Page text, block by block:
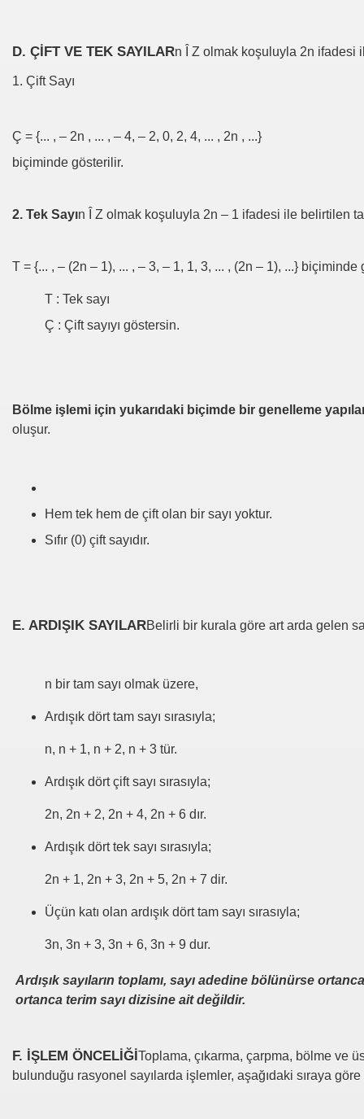
D. ÇİFT VE TEK SAYILARn Î Z olmak koşuluyla 2n ifadesi
1. Çift Sayı
Ç = {... , – 2n , ... , – 4, – 2, 0, 2, 4, ... , 2n , ...}
biçiminde gösterilir.
2. Tek Sayın Î Z olmak koşuluyla 2n – 1 ifadesi ile belirtilen
T = {... , – (2n – 1), ... , – 3, – 1, 1, 3, ... , (2n – 1), ...} biçiminde
T : Tek sayı
Ç : Çift sayıyı göstersin.
Bölme işlemi için yukarıdaki biçimde bir genelleme
oluşur.
Hem tek hem de çift olan bir sayı yoktur.
Sıfır (0) çift sayıdır.
E. ARDIŞIK SAYILARBelirli bir kurala göre art arda gelen
n bir tam sayı olmak üzere,
Ardışık dört tam sayı sırasıyla;
n, n + 1, n + 2, n + 3 tür.
Ardışık dört çift sayı sırasıyla;
2n, 2n + 2, 2n + 4, 2n + 6 dır.
Ardışık dört tek sayı sırasıyla;
2n + 1, 2n + 3, 2n + 5, 2n + 7 dir.
Üçün katı olan ardışık dört tam sayı sırasıyla;
3n, 3n + 3, 3n + 6, 3n + 9 dur.
Ardışık sayıların toplamı, sayı adedine bölünürse
ortanca terim sayı dizisine ait değildir.
F. İŞLEM ÖNCELİĞİToplama, çıkarma, çarpma, bölme ve
bulunduğu rasyonel sayılarda işlemler, aşağıdaki sıraya göre